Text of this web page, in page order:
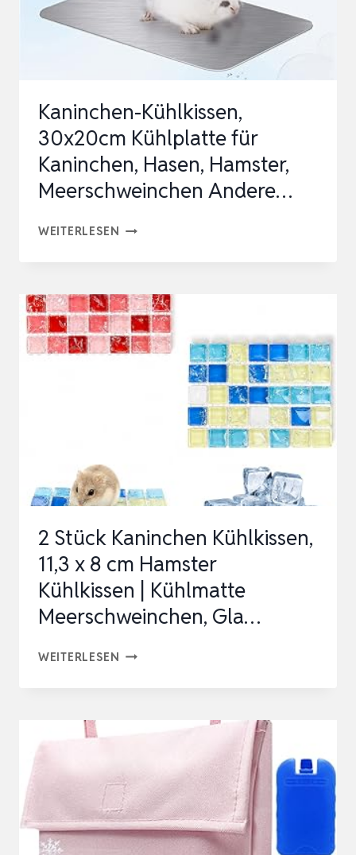
Kaninchen-Kühlkissen,
30x20cm Kühlplatte für
Kaninchen, Hasen, Hamster,
Meerschweinchen Andere…
WEITERLESEN KANINCHEN-
KÜHLPLATTE
FÜR
KANINCHEN,
MEERSCHWEINCHEN
2 Stück Kaninchen Kühlkissen,
11,3 x 8 cm Hamster
Kühlkissen | Kühlmatte
Meerschweinchen, Gla…
WEITERLESEN 2
KÜHLKISSEN,
X
8
CM
HAMSTER